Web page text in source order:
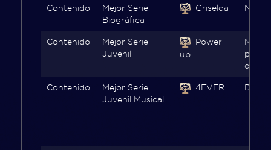
Contenido
Mejor Serie
Biográfica
Griselda Netflix
Contenido
Mejor Serie
Juvenil
Power
up
de
Contenido
Mejor Serie
Juvenil Musical
4EVER